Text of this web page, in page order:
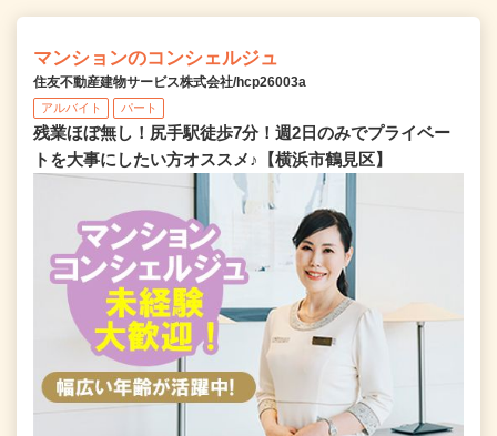
マンションのコンシェルジュ
住友不動産建物サービス株式会社/hcp26003a
アルバイト パート
残業ほぼ無し！尻手駅徒歩7分！週2日のみでプライベー
トを大事にしたい方オススメ♪【横浜市鶴見区】